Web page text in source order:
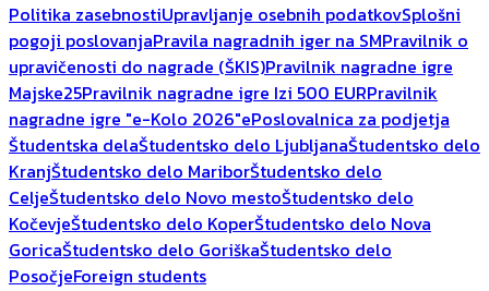
Politika zasebnostiUpravljanje osebnih podatkovSplošni
pogoji poslovanjaPravila nagradnih iger na SMPravilnik o
upravičenosti do nagrade (ŠKIS)Pravilnik nagradne igre
Majske25Pravilnik nagradne igre Izi 500 EURPravilnik
nagradne igre "e-Kolo 2026"ePoslovalnica za podjetja
Študentska delaŠtudentsko delo LjubljanaŠtudentsko delo
KranjŠtudentsko delo MariborŠtudentsko delo
CeljeŠtudentsko delo Novo mestoŠtudentsko delo
KočevjeŠtudentsko delo KoperŠtudentsko delo Nova
GoricaŠtudentsko delo GoriškaŠtudentsko delo
PosočjeForeign students